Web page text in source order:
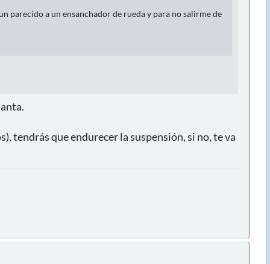
parecido a un ensanchador de rueda y para no salirme de
tendrás que endurecer la suspensión, si no, te va